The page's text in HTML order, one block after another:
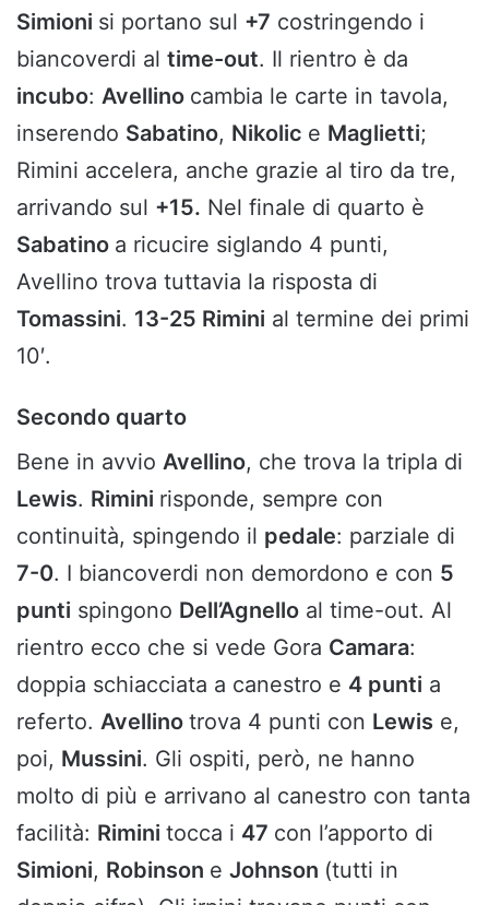
Simioni si portano sul +7 costringendo i
biancoverdi al time-out. Il rientro è da
incubo: Avellino cambia le carte in tavola,
inserendo Sabatino, Nikolic e Maglietti;
Rimini accelera, anche grazie al tiro da tre,
arrivando sul +15. Nel finale di quarto è
Sabatino a ricucire siglando 4 punti,
Avellino trova tuttavia la risposta di
Tomassini. 13-25 Rimini al termine dei primi
10′.
Secondo quarto
Bene in avvio Avellino, che trova la tripla di
Lewis. Rimini risponde, sempre con
continuità, spingendo il pedale: parziale di
7-0. I biancoverdi non demordono e con 5
punti spingono Dell’Agnello al time-out. Al
rientro ecco che si vede Gora Camara:
doppia schiacciata a canestro e 4 punti a
referto. Avellino trova 4 punti con Lewis e,
poi, Mussini. Gli ospiti, però, ne hanno
molto di più e arrivano al canestro con tanta
facilità: Rimini tocca i 47 con l’apporto di
Simioni, Robinson e Johnson (tutti in